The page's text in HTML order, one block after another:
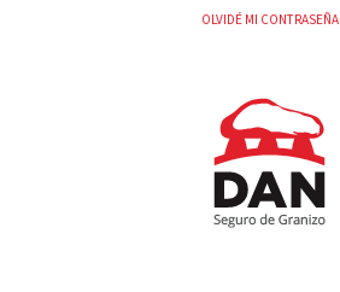
OLVIDÉ MI CONTRASEÑA